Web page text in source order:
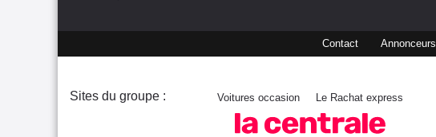
Contact Annonceurs
Sites du groupe : Voitures occasion Le Rachat express